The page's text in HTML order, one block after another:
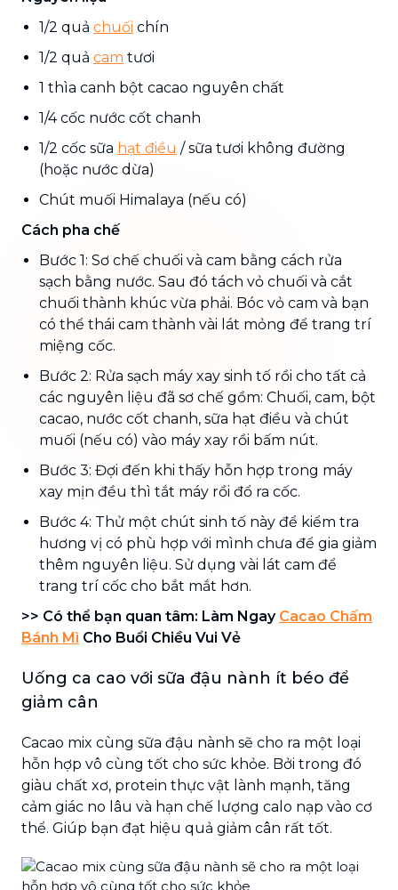
1/2 quả chuối chín
1/2 quả cam tươi
1 thìa canh bột cacao nguyên chất
1/4 cốc nước cốt chanh
1/2 cốc sữa hạt điều / sữa tươi không đường
(hoặc nước dừa)
Chút muối Himalaya (nếu có)
Cách pha chế
Bước 1: Sơ chế chuối và cam bằng cách rửa
sạch bằng nước. Sau đó tách vỏ chuối và cắt
chuối thành khúc vừa phải. Bóc vỏ cam và bạn
có thể thái cam thành vài lát mỏng để trang trí
miệng cốc.
Bước 2: Rửa sạch máy xay sinh tố rồi cho tất cả
các nguyên liệu đã sơ chế gồm: Chuối, cam, bột
cacao, nước cốt chanh, sữa hạt điều và chút
muối (nếu có) vào máy xay rồi bấm nút.
Bước 3: Đợi đến khi thấy hỗn hợp trong máy
xay mịn đều thì tắt máy rồi đổ ra cốc.
Bước 4: Thử một chút sinh tố này để kiểm tra
hương vị có phù hợp với mình chưa để gia giảm
thêm nguyên liệu. Sử dụng vài lát cam để
trang trí cốc cho bắt mắt hơn.
>> Có thể bạn quan tâm: Làm Ngay Cacao Chấm
Bánh Mì Cho Buổi Chiều Vui Vẻ
Uống ca cao với sữa đậu nành ít béo để
giảm cân
Cacao mix cùng sữa đậu nành sẽ cho ra một loại
hỗn hợp vô cùng tốt cho sức khỏe. Bởi trong đó
giàu chất xơ, protein thực vật lành mạnh, tăng
cảm giác no lâu và hạn chế lượng calo nạp vào cơ
thể. Giúp bạn đạt hiệu quả giảm cân rất tốt.